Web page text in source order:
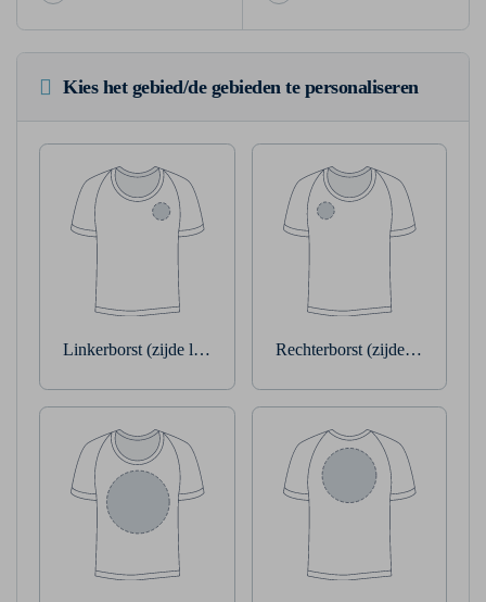
Kies het gebied/de gebieden te personaliseren
Linkerborst (zijde linkerarm) Rechterborst (zijde